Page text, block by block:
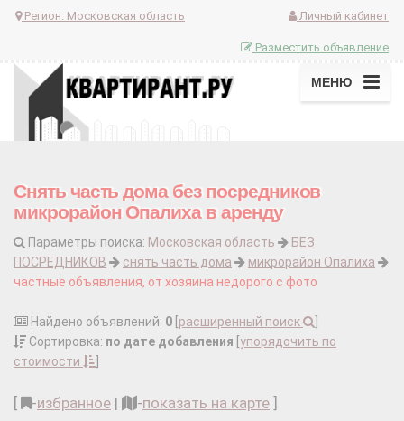
Регион: Московская область Личный кабинет
Разместить объявление
МЕНЮ
Снять часть дома без посредников
микрорайон Опалиха в аренду
Параметры поиска: Московская область
БЕЗ
ПОСРЕДНИКОВ
снять часть дома
микрорайон Опалиха
частные объявления, от хозяина недорого с фото
Найдено объявлений: 0 расширенный поиск
Сортировка: по дате добавления упорядочить по
стоимости
-избранное | -показать на карте